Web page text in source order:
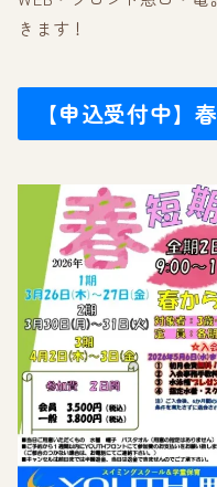
きます！
【申込受付中】